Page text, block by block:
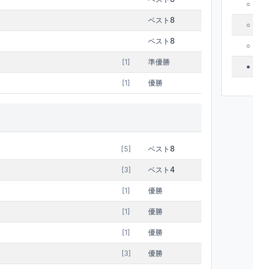
ベスト8
ベスト8
[1] 準優勝
[1] 優勝
[5] ベスト8
[3] ベスト4
[1] 優勝
[1] 優勝
[1] 優勝
[3] 優勝
○
○
○
●